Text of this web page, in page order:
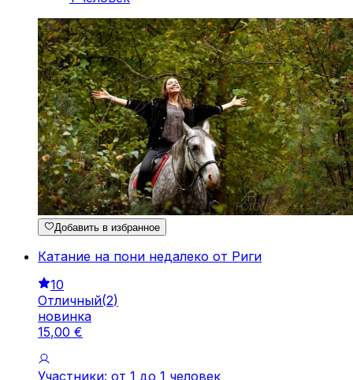
Добавить в избранное
Катание на пони недалеко от Риги
10
Отличный(2)
новинка
15,00 €
Участники: от 1 до 1 человек